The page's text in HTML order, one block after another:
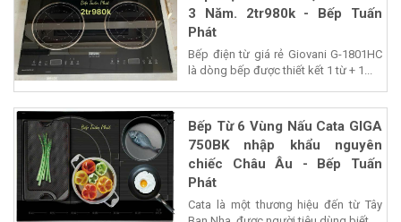
3 Năm. 2tr980k - Bếp Tuấn
Phát
Bếp điện từ giá rẻ Giovani G-1801HC
là dòng bếp được thiết kết 1 từ + 1...
Bếp Từ 6 Vùng Nấu Cata GIGA
750BK nhập khẩu nguyên
chiếc Châu Âu - Bếp Tuấn
Phát
Cata là một thương hiệu đến từ Tây